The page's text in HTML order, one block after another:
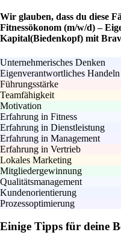
Wir glauben, dass du diese
Fitnessökonom (m/w/d) –
Kapital(Biedenkopf) mit
Unternehmerisches Denken
Eigenverantwortliches Handeln
Führungsstärke
Teamfähigkeit
Motivation
Erfahrung in Fitness
Erfahrung in Dienstleistung
Erfahrung in Management
Erfahrung in Vertrieb
Lokales Marketing
Mitgliedergewinnung
Qualitätsmanagement
Kundenorientierung
Prozessoptimierung
Einige Tipps für deine